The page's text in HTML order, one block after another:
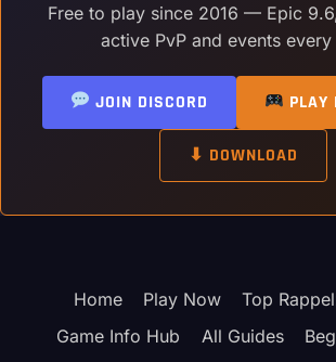
Free to play since 2016 — Epic
active PvP and events
JOIN DISCORD PLAY
⬇ DOWNLOAD
Home Play Now
Top
Game Info Hub
All Guides